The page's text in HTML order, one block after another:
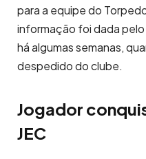
para a equipe do
informação foi dada pelo
há algumas semanas,
despedido do clube.
Jogador
JEC